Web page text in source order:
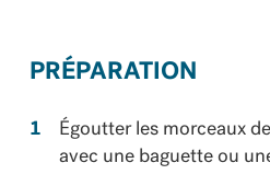
PRÉPARATION
Égoutter les morceaux
avec une baguette ou